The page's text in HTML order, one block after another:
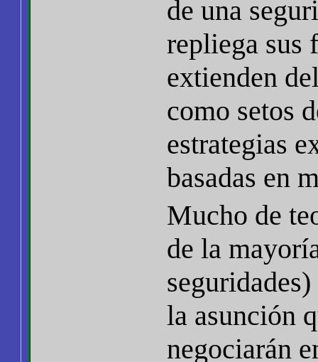
de una
repliega sus
extienden
como setos
estrategias
basadas en
Mucho de
de la
la asunción
negociarán